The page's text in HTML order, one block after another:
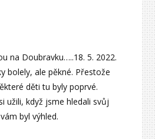
na Doubravku…..18. 5. 2022.
bolely, ale pěkné. Přestože
děti tu byly poprvé.
užili, když jsme hledali svůj
byl výhled.